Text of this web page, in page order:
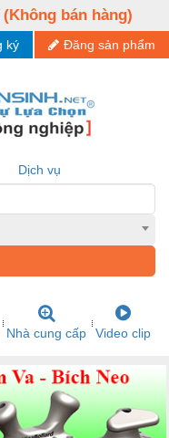
(Không bán hàng)
Đăng sản phẩm
ký
Dịch vụ
Nhà cung cấp Video clip